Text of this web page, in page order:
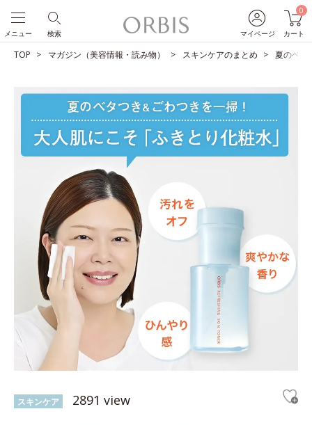
マイページ
0
カート
検索
メニュー
TOP マガジン（美容情報・読み物） スキンケアのまとめ 夏のベタ
スキンケア 2891 view